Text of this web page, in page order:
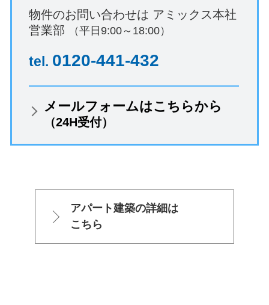
物件のお問い合わせは アミックス本社
営業部
（平日9:00～18:00）
tel. 0120-441-432
メールフォームはこちらから
（24H受付）
アパート建築の詳細は
こちら